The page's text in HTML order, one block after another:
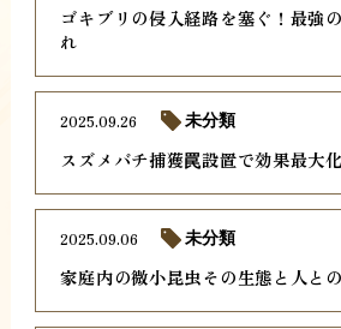
ゴキブリの侵入経路を塞ぐ！最強
れ
スズメバチ捕獲罠設置で効果最大化
2025.09.26 未分類
家庭内の微小昆虫その生態と人と
2025.09.06 未分類